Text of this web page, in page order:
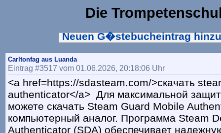
Die
Neuen G�stebucheintrag
Carltonfag aus Luanda
Eintrag #3517 vom 01.06.2026, 20:18:06 Uhr
<a href=https://sdasteam.com/>скачать
authenticator</a> Для максимальной
можете скачать Steam Guard Mobile
компьютерный аналог. Программа Steam
Authenticator (SDA) обеспечивает